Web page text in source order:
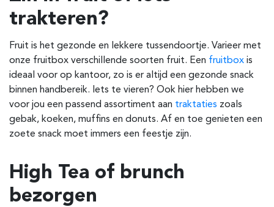
trakteren?
Fruit is het gezonde en lekkere tussendoortje. Varieer met
onze fruitbox verschillende soorten fruit. Een fruitbox is
ideaal voor op kantoor, zo is er altijd een gezonde snack
binnen handbereik. Iets te vieren? Ook hier hebben we
voor jou een passend assortiment aan traktaties zoals
gebak, koeken, muffins en donuts. Af en toe genieten een
zoete snack moet immers een feestje zijn.
High Tea of brunch
bezorgen